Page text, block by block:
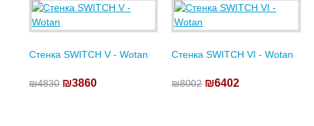
Стенка SWITCH V - Wotan
₪4830 ₪3860
Стенка SWITCH VI - Wotan
₪8002 ₪6402